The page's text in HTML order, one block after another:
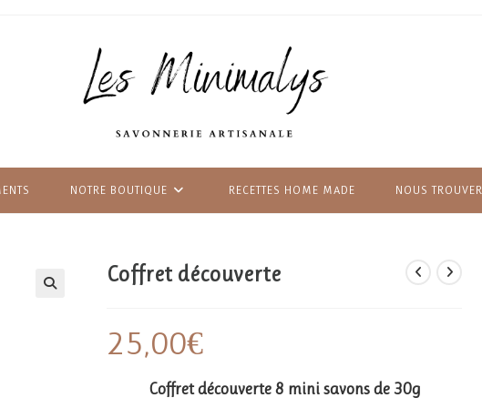
NOTRE BOUTIQUE RECETTES HOME MADE NOUS TROUVER
Coffret découverte
25,00€
Coffret découverte 8 mini savons de 30g